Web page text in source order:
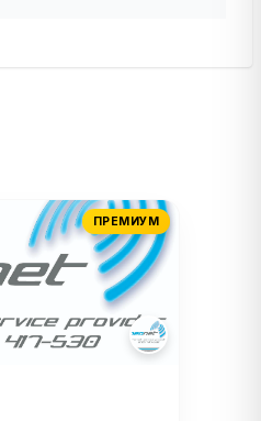
ПРЕМИУМ